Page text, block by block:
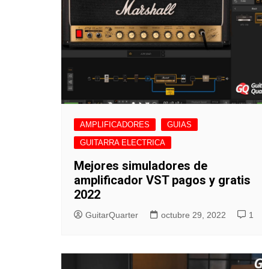
AMPLIFICADORES
GUIAS
GUITARRA ELECTRICA
Mejores simuladores de
amplificador VST pagos y gratis
2022
GuitarQuarter octubre 29, 2022 1